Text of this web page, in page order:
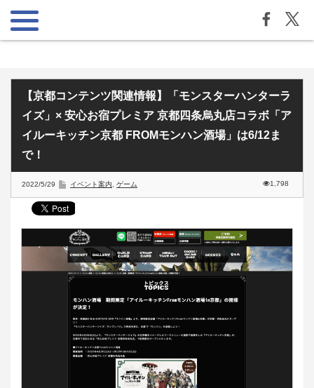
【京都コンテンツ関連情報】「モンスターハンターラ
イズ」× 安心お宿プレミア 京都四条烏丸店コラボ「ア
イルーキッチン京都 FROMモンハン酒場」は6/12ま
で！
2022/5/29 イベント案内 ゲーム 1,798